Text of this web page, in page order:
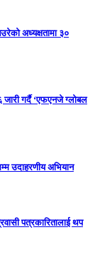
अध्यक्षतामा ३०
गर्दै ‘एफएनजे ग्लोबल
उदाहरणीय अभियान
पत्रकारितालाई थप